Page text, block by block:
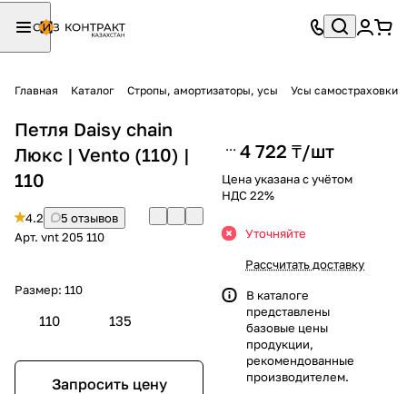
Главная Каталог Стропы, амортизаторы, усы Усы самостраховки
Петля Daisy chain
Люкс | Vento (110) |
110
4.2
5 отзывов
Арт. vnt 205 110
Размер: 110
110 135
Запросить цену
4 722 ₸/шт
Цена указана с учётом
НДС 22%
Уточняйте
Рассчитать доставку
В каталоге
представлены
базовые цены
продукции,
рекомендованные
производителем.